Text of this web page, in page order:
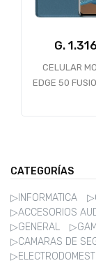
G.
CELULAR
EDGE 50
CATEGORÍAS
▷INFORMATICA
▷ACCESORIOS
▷GENERAL
▷CAMARAS DE